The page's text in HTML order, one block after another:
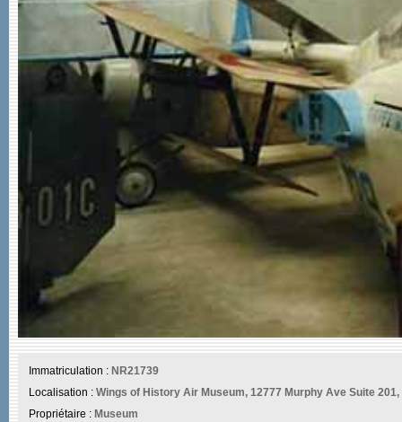
Immatriculation : NR21739
Localisation : Wings of History Air Museum, 12777 Murphy Ave Suite 201,
Propriétaire : Museum